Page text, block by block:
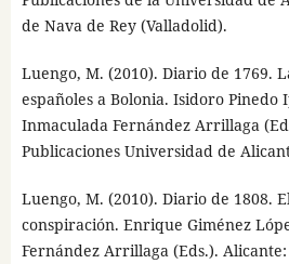
de Nava de Rey (Valladolid).
Luengo, M. (2010). Diario de 1769.
españoles a Bolonia. Isidoro
Inmaculada Fernández Arrillaga
Publicaciones Universidad de
Luengo, M. (2010). Diario de 1808.
conspiración. Enrique Giménez
Fernández Arrillaga (Eds.).